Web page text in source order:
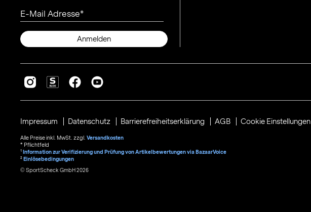
E-Mail Adresse
Anmelden
Impressum Datenschutz Barrierefreiheitserklärung AGB Cookie Einstellungen
Alle Preise inkl. MwSt. zzgl. Versandkosten
* Pflichtfeld
1 Information zur Verifizierung und Prüfung von Artikelbewertungen via BazaarVoice
² Einlösebedingungen
© SportScheck GmbH 2026